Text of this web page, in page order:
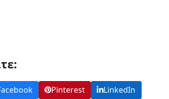
Pinterest LinkedIn